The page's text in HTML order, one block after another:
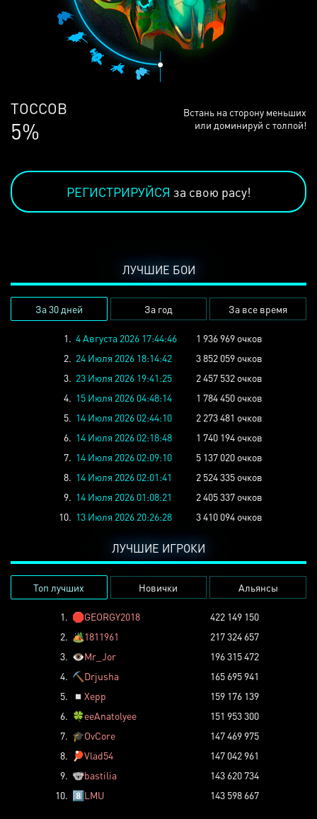
ЛЮДЕЙ
68%
Встань на сторону меньших
или доминируй с толпой!
РЕГИСТРИРУЙСЯ за свою расу!
ЛУЧШИЕ БОИ
За 30 дней За год За все время
1. 4 Августа 2026 17:44:46
1 936 969 очков
2. 24 Июля 2026 18:14:42
3 852 059 очков
3. 23 Июля 2026 19:41:25
2 457 532 очков
4. 15 Июля 2026 04:48:14
1 784 450 очков
5. 14 Июля 2026 02:44:10
2 273 481 очков
6. 14 Июля 2026 02:18:48
1 740 194 очков
7. 14 Июля 2026 02:09:10
5 137 020 очков
8. 14 Июля 2026 02:01:41
2 524 335 очков
9. 14 Июля 2026 01:08:21
2 405 337 очков
10. 13 Июля 2026 20:26:28 3 410 094 очков
ЛУЧШИЕ ИГРОКИ
Топ лучших Новички Альянсы
1. 🛑GEORGY2018
422 149 150
2. 🏕️1811961
217 324 657
3. 👁️Mr_Jor
196 315 472
4. ⛏️ Drjusha
165 695 941
5.
◽ Xepp
159 176 139
6. 🍀eeAnatolyee
151 953 300
7. 🎓OvCore
147 469 975
8.
🏓Vlad54
147 042 961
9. 🐨bastilia
143 620 734
10. 8️⃣LMU 143 598 667